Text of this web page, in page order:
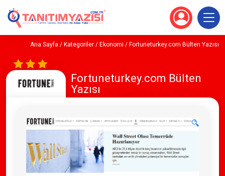
Ana Sayfa / Kategoriler / Ekonomi / Fortuneturkey.com Bülten Yazısı
Fortuneturkey.com Bülten
Yazısı
🔍